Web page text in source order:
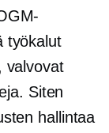
työkalut
valvovat
Siten
hallintaa